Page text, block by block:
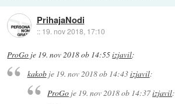
PrihajaNodi
:: 19. nov 2018, 17:10
ProGo je 19. nov 2018 ob 14:55izjavil:
kakobje 19. nov 2018 ob 14:43izjavil:
ProGo je 19. nov 2018 ob 14:37izjavil: